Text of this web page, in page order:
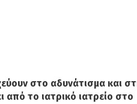
στο αδυνάτισμα και
από το ιατρικό ιατρείο στο